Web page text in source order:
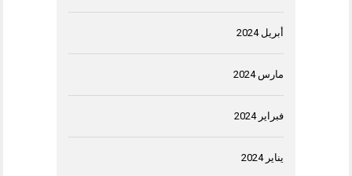
أبريل 2024
مارس 2024
فبراير 2024
يناير 2024